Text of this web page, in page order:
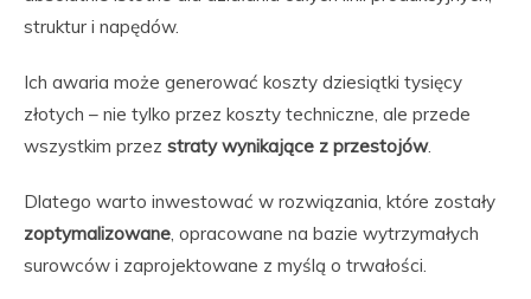
struktur i napędów.
Ich awaria może generować koszty dziesiątki tysięcy
złotych – nie tylko przez koszty techniczne, ale przede
wszystkim przez straty wynikające z przestojów.
Dlatego warto inwestować w rozwiązania, które zostały
zoptymalizowane, opracowane na bazie wytrzymałych
surowców i zaprojektowane z myślą o trwałości.